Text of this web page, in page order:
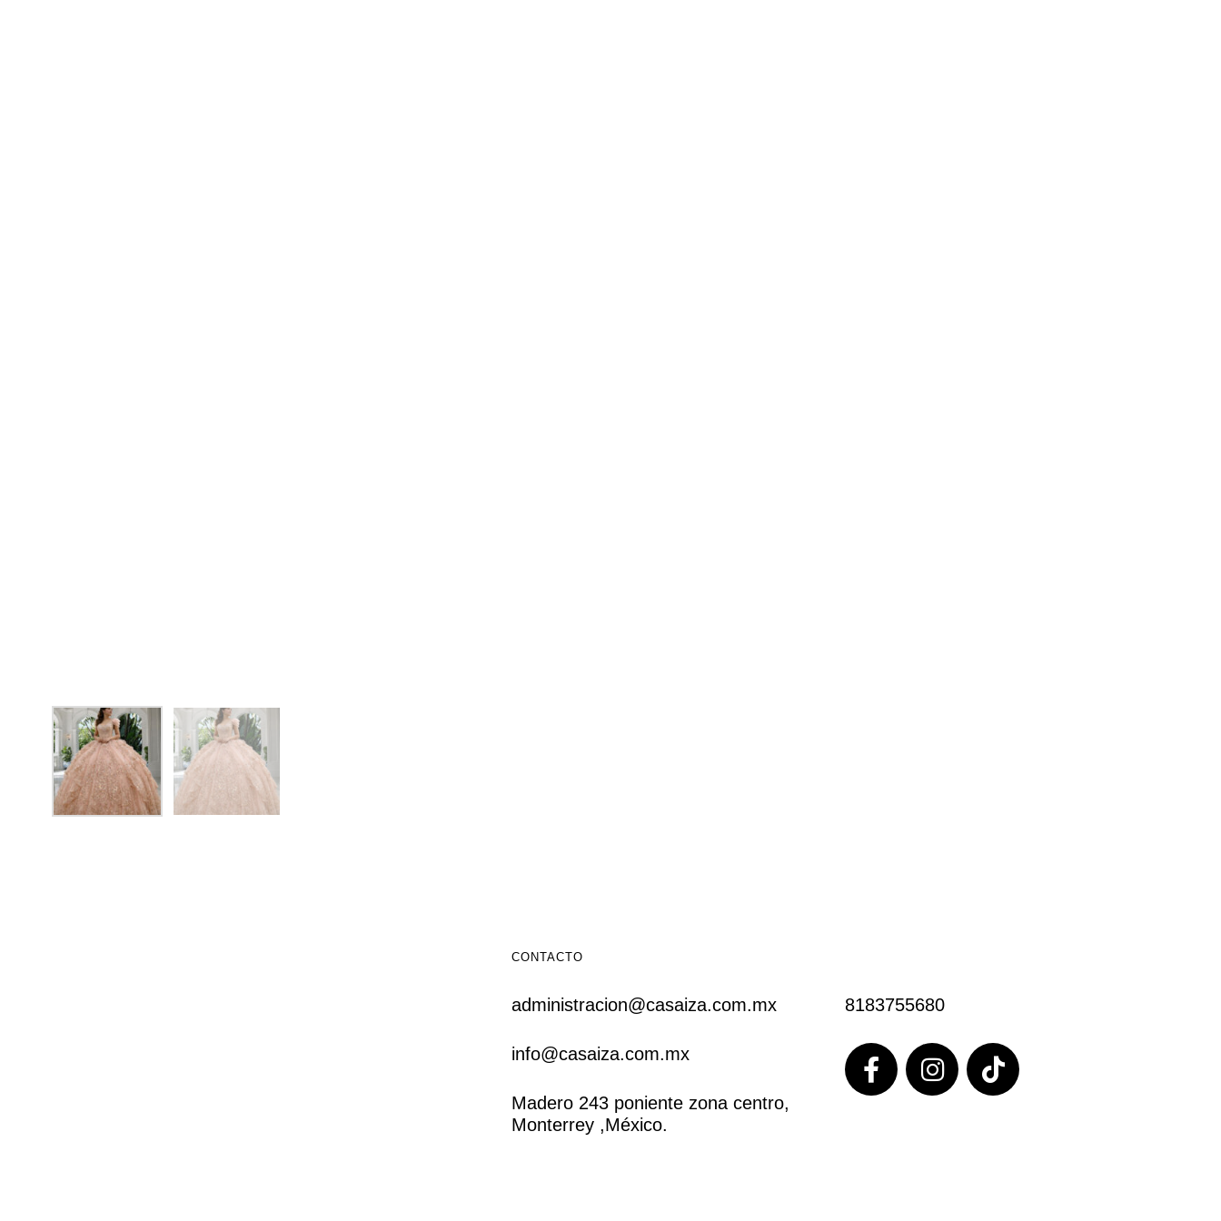
CONTACTO
administracion@casaiza.com.mx
info@casaiza.com.mx
Madero 243 poniente zona centro,
Monterrey ,México.
8183755680